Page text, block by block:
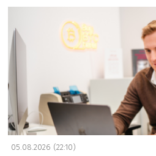
a
05.08.2026 (22:10)